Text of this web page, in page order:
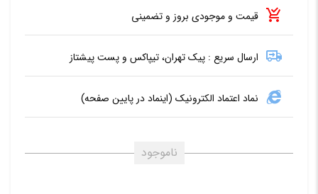
قیمت و موجودی بروز و تضمینی
ارسال سریع : پیک تهران، تیپاکس و پست پیشتاز
نماد اعتماد الکترونیک (اینماد در پایین صفحه)
ناموجود